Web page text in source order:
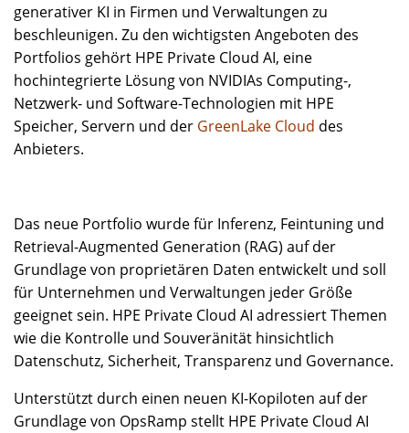
generativer KI in Firmen und Verwaltungen zu
beschleunigen. Zu den wichtigsten Angeboten des
Portfolios gehört HPE Private Cloud AI, eine
hochintegrierte Lösung von NVIDIAs Computing-,
Netzwerk- und Software-Technologien mit HPE
Speicher, Servern und der GreenLake Cloud des
Anbieters.
Das neue Portfolio wurde für Inferenz, Feintuning und
Retrieval-Augmented Generation (RAG) auf der
Grundlage von proprietären Daten entwickelt und soll
für Unternehmen und Verwaltungen jeder Größe
geeignet sein. HPE Private Cloud AI adressiert Themen
wie die Kontrolle und Souveränität hinsichtlich
Datenschutz, Sicherheit, Transparenz und Governance.
Unterstützt durch einen neuen KI-Kopiloten auf der
Grundlage von OpsRamp stellt HPE Private Cloud AI